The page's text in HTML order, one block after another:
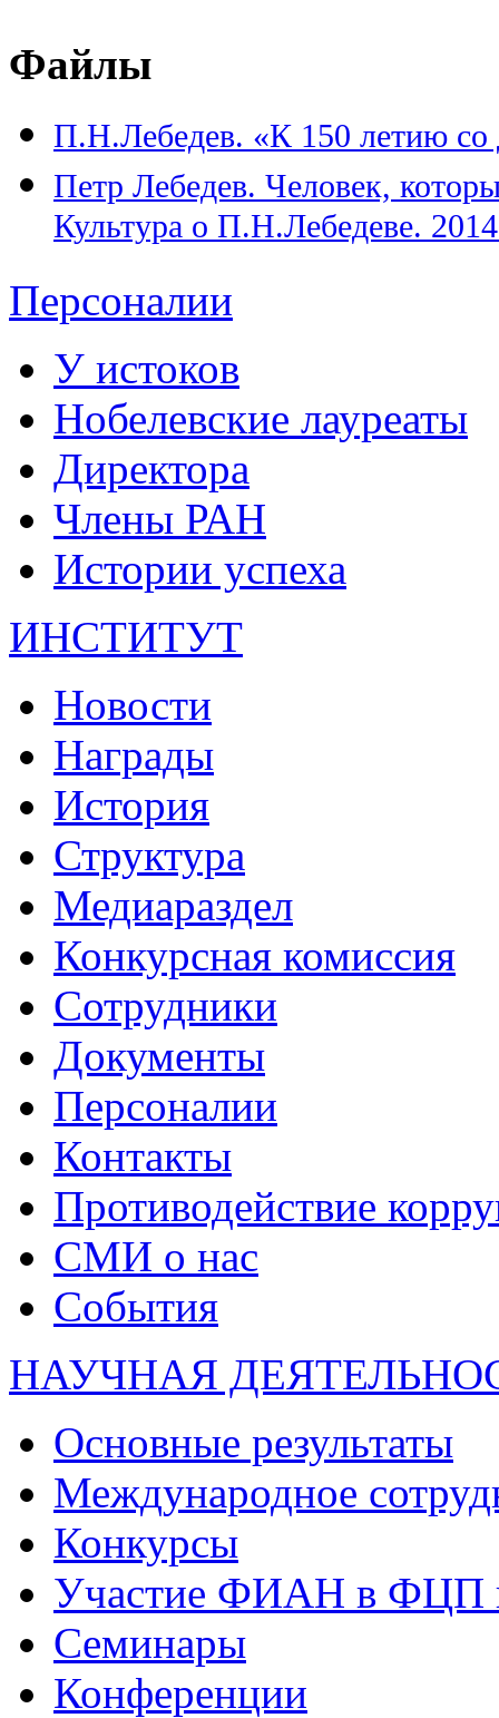
Файлы
П.Н.Лебедев. «К 150 летию со
Петр Лебедев. Человек,
Культура о П.Н.Лебедеве.
Персоналии
У истоков
Нобелевские лауреаты
Директора
Члены РАН
Истории успеха
ИНСТИТУТ
Новости
Награды
История
Структура
Медиараздел
Конкурсная комиссия
Сотрудники
Документы
Персоналии
Контакты
Противодействие
СМИ о нас
События
НАУЧНАЯ
Основные результаты
Международное
Конкурсы
Участие ФИАН в ФЦП
Семинары
Конференции